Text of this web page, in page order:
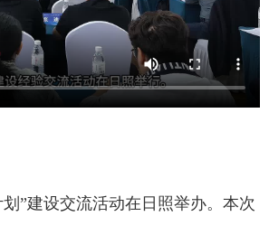
建设交流活动在日照举办。本次